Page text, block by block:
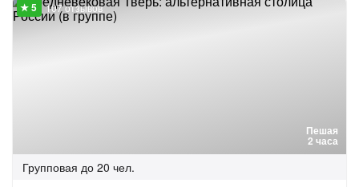
Пешая
2 часа
107 отзывов
Групповая до 20 чел.